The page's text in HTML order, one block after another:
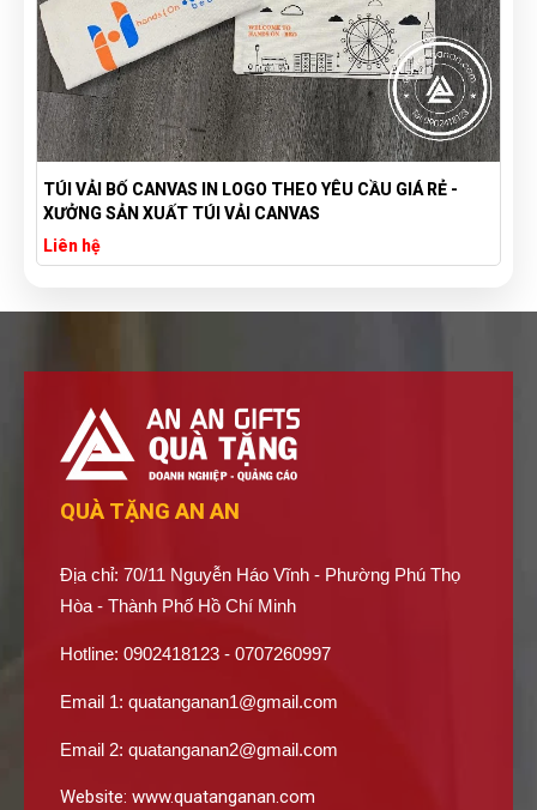
TÚI VẢI BỐ CANVAS IN LOGO THEO YÊU CẦU GIÁ RẺ -
XƯỞNG SẢN XUẤT TÚI VẢI CANVAS
Liên hệ
QUÀ TẶNG AN AN
Địa chỉ: 70/11 Nguyễn Háo Vĩnh - Phường Phú Thọ
Hòa - Thành Phố Hồ Chí Minh
Hotline: 0902418123 - 0707260997
Email 1: quatanganan1@gmail.com
Email 2: quatanganan2@gmail.com
Website: www.quatanganan.com